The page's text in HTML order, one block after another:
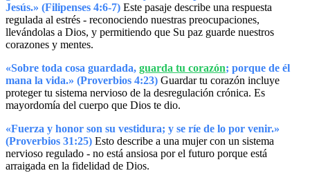
Jesús.» (Filipenses 4:6-7) Este pasaje describe una respuesta
regulada al estrés - reconociendo nuestras preocupaciones,
llevándolas a Dios, y permitiendo que Su paz guarde nuestros
corazones y mentes.
«Sobre toda cosa guardada, guarda tu corazón; porque de él
mana la vida.» (Proverbios 4:23) Guardar tu corazón incluye
proteger tu sistema nervioso de la desregulación crónica. Es
mayordomía del cuerpo que Dios te dio.
«Fuerza y honor son su vestidura; y se ríe de lo por venir.»
(Proverbios 31:25) Esto describe a una mujer con un sistema
nervioso regulado - no está ansiosa por el futuro porque está
arraigada en la fidelidad de Dios.